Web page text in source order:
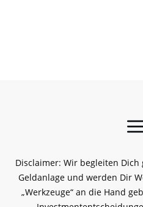
Disclaimer: Wir begleiten
Geldanlage und werden Dir
„Werkzeuge“ an die Hand